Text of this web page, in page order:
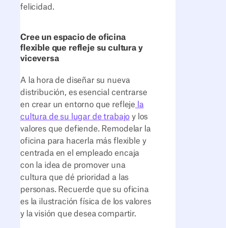
felicidad.
Cree un espacio de oficina
flexible que refleje su cultura y
viceversa
A la hora de diseñar su nueva
distribución, es esencial centrarse
en crear un entorno que refleje la
cultura de su lugar de trabajo y los
valores que defiende. Remodelar la
oficina para hacerla más flexible y
centrada en el empleado encaja
con la idea de promover una
cultura que dé prioridad a las
personas. Recuerde que su oficina
es la ilustración física de los valores
y la visión que desea compartir.